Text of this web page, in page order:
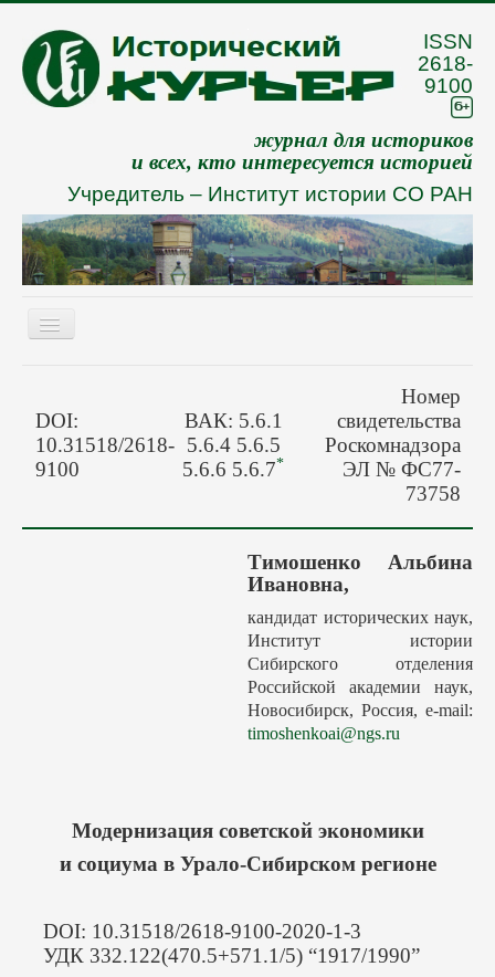
ISSN
2618-
9100
журнал для историков
и всех, кто интересуется историей
Учредитель – Институт истории СО РАН
Включить/
О журнале
Архив
Грядущие выпуски
DOI:
10.31518/2618-
9100
ВАК: 5.6.1
5.6.4 5.6.5
5.6.6 5.6.7*
Номер
свидетельства
Роскомнадзора
ЭЛ № ФС77-
73758
Тимошенко Альбина
Ивановна,
кандидат исторических наук,
Институт истории
Сибирского отделения
Российской академии наук,
Новосибирск, Россия, е-mail:
timoshenkoai@ngs.ru
Модернизация советской экономики
и социума в Урало-Сибирском регионе
DOI: 10.31518/2618-9100-2020-1-3
УДК 332.122(470.5+571.1/5) “1917/1990”